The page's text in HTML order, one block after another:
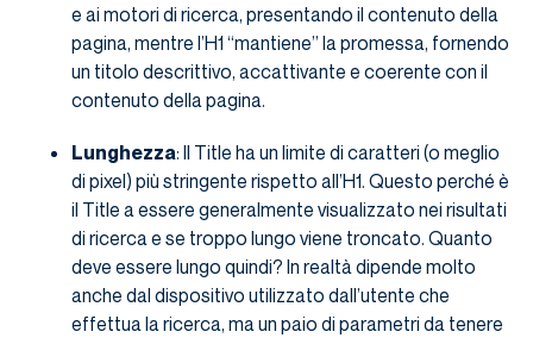
e ai motori di ricerca, presentando il contenuto della
pagina, mentre l’H1 “mantiene” la promessa, fornendo
un titolo descrittivo, accattivante e coerente con il
contenuto della pagina.
Lunghezza: Il Title ha un limite di caratteri (o meglio
di pixel) più stringente rispetto all’H1. Questo perché è
il Title a essere generalmente visualizzato nei risultati
di ricerca e se troppo lungo viene troncato. Quanto
deve essere lungo quindi? In realtà dipende molto
anche dal dispositivo utilizzato dall’utente che
effettua la ricerca, ma un paio di parametri da tenere